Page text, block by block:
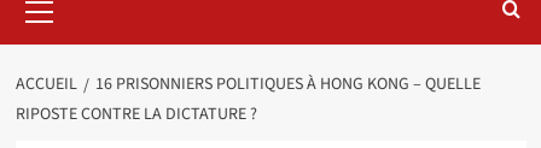
principal
ACCUEIL
16 PRISONNIERS POLITIQUES À HONG KONG – QUELLE
RIPOSTE CONTRE LA DICTATURE ?